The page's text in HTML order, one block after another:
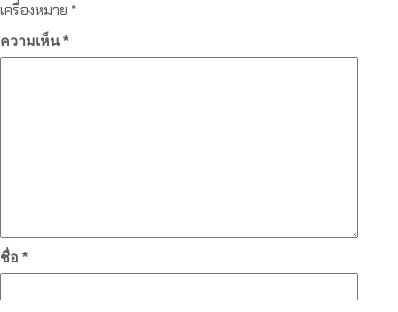
เครื่องหมาย *
ความเห็น*
ชื่อ *